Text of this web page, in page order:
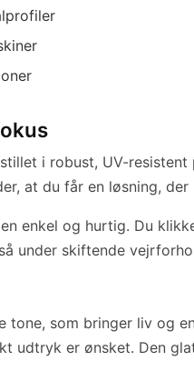
i robust, UV-
at du får en løsning,
enkel og hurtig. Du
under skiftende
tone, som bringer liv og
udtryk er ønsket. Den